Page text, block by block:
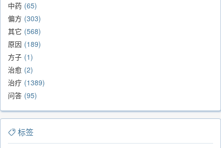
中药 65
偏方 303
其它 568
原因 189
方子 1
治愈 2
治疗 1389
问答 95
标签